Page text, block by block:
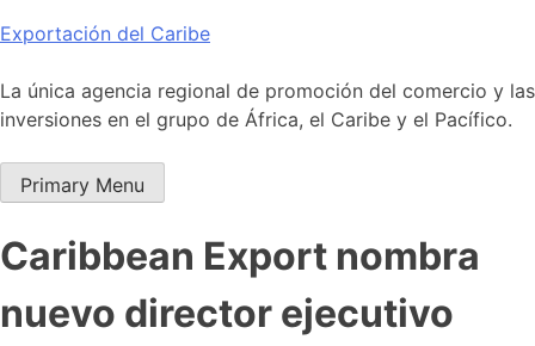
Skip
content
Exportación del Caribe
La única agencia regional de promoción del comercio y las
inversiones en el grupo de África, el Caribe y el Pacífico.
Primary Menu
Caribbean Export nombra
nuevo director ejecutivo